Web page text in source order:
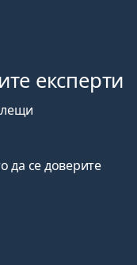
експерти
лещи
да се доверите